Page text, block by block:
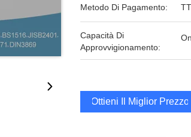
Metodo Di Pagamento: TT
Capacità Di
Approvvigionamento:
Ottieni Il Miglior Prezzo